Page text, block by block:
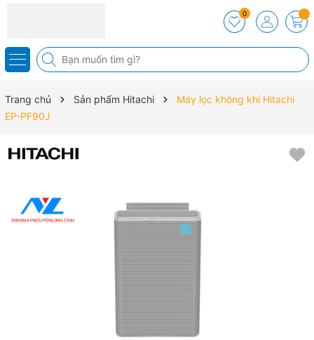
0
Trang chủ Sản phẩm Hitachi
Máy lọc không khí Hitachi
EP-PF90J